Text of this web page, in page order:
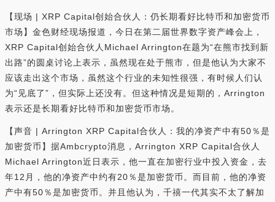
【现场 | XRP Capital创始合伙人：仍长期看好比特币和加密货币
市场】金色财经现场报道，今日在第二届世界数字资产峰会上，
XRP Capital创始合伙人Michael Arrington在题为“在熊市找到新
出路”的圆桌讨论上表示，虽然现在处于熊市，但是他认为大家不
应该走出这个市场，虽然这个行业的未知性很强，有时候人们认
为“见底了”，但实际上还没有。但这种情况是短期的，Arrington
表示还是长期看好比特币和加密货币市场。
【声音 | Arrington XRP Capital合伙人：我的净资产中有50％是
加密货币】据Ambcrypto消息，Arrington XRP Capital合伙人
Michael Arrington近日表示，他一直在加密行业中投入资金，去
年12月，他的净资产中约有20％是加密货币。而目前，他的净资
产中有50％是加密货币。并且他认为，千禧一代其实不太了解加